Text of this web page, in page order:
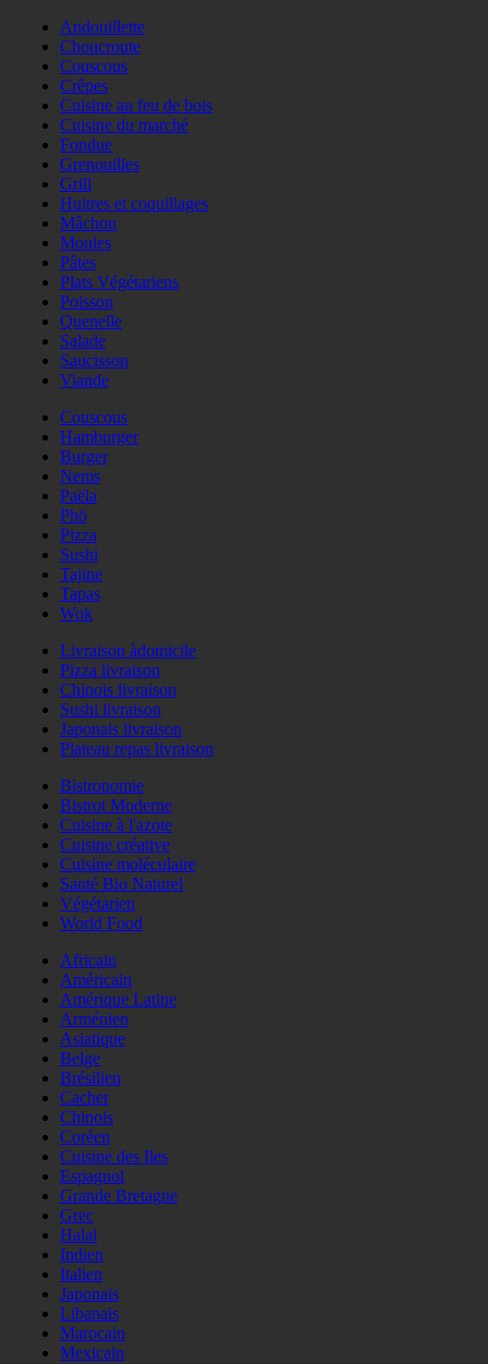
Andouillette
Choucroute
Couscous
Crêpes
Cuisine au feu de bois
Cuisine du marché
Fondue
Grenouilles
Grill
Huitres et coquillages
Mâchon
Moules
Pâtes
Plats Végétariens
Poisson
Quenelle
Salade
Saucisson
Viande
Couscous
Hamburger
Burger
Nems
Paëla
Phö
Pizza
Sushi
Tajine
Tapas
Wok
Livraison àdomicile
Pizza livraison
Chinois livraison
Sushi livraison
Japonais livraison
Plateau repas livraison
Bistronomie
Bistrot Moderne
Cuisine à l'azote
Cuisine créative
Cuisine moléculaire
Santé Bio Naturel
Végétarien
World Food
Africain
Américain
Amérique Latine
Arménien
Asiatique
Belge
Brésilien
Cacher
Chinois
Coréen
Cuisine des Iles
Espagnol
Grande Bretagne
Grec
Halal
Indien
Italien
Japonais
Libanais
Marocain
Mexicain